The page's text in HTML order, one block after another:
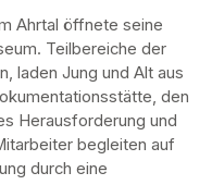
Ahrtal öffnete seine
Teilbereiche der
laden Jung und Alt aus
den
Herausforderung und
begleiten auf
durch eine